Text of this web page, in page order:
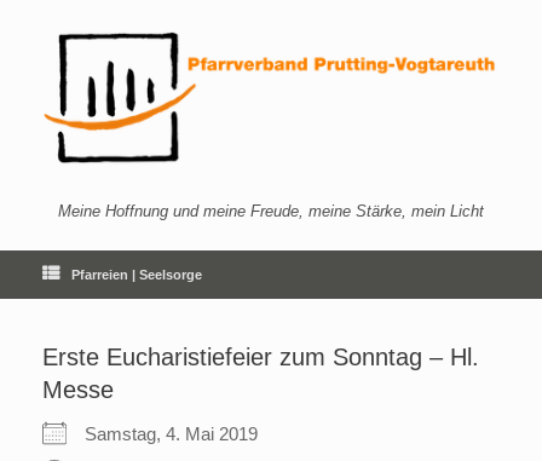
Meine Hoffnung und meine Freude, meine Stärke, mein Licht
Pfarreien | Seelsorge
Erste Eucharistiefeier zum Sonntag – Hl.
Messe
Samstag, 4. Mai 2019